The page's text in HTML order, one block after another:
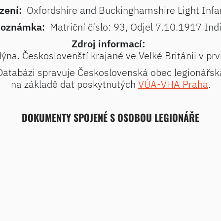
Oxfordshire and Buckinghamshire Light
Matriční číslo: 93, Odjel 7.10.1917
Zdroj informací:
Českoslovenští krajané ve Velké Británii v
spravuje Československá obec
na základě dat poskytnutých VÚA-VHA Praha.
DOKUMENTY SPOJENÉ S OSOBOU LEGIONÁŘE